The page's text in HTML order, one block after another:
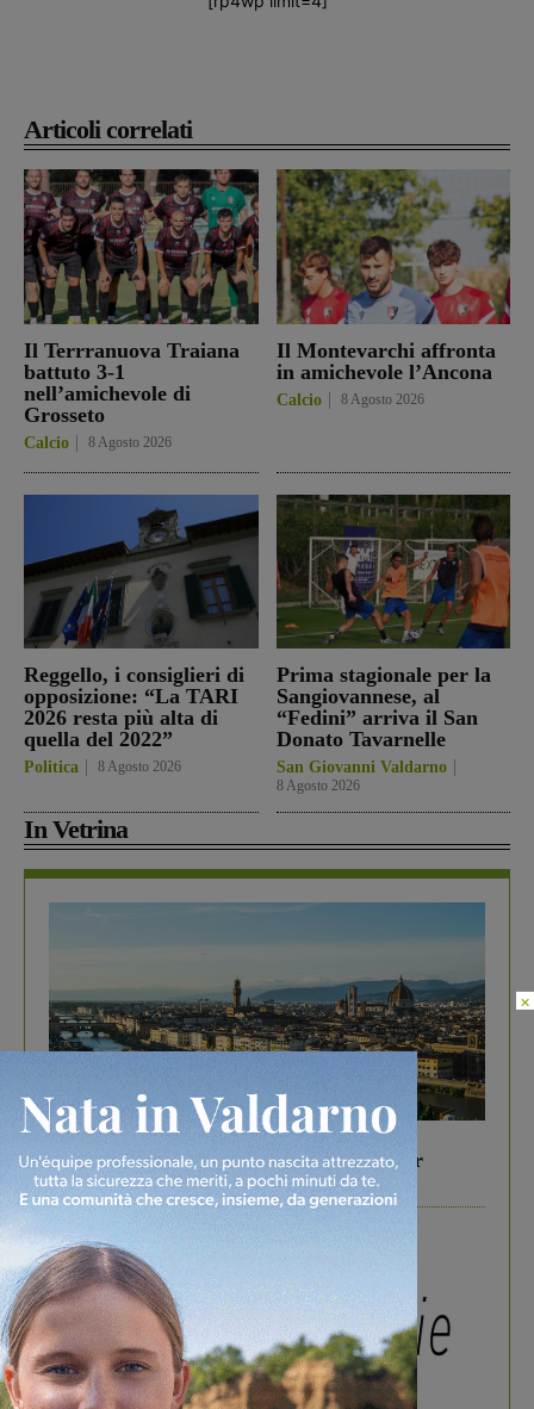
Articoli correlati
Il Terrranuova Traiana
battuto 3-1
nell’amichevole di
Grosseto
Calcio 8 Agosto 2026
Il Montevarchi affronta
in amichevole l’Ancona
Calcio 8 Agosto 2026
Reggello, i consiglieri di
opposizione: “La TARI
2026 resta più alta di
quella del 2022”
Politica 8 Agosto 2026
Prima stagionale per la
Sangiovannese, al
“Fedini” arriva il San
Donato Tavarnelle
San Giovanni Valdarno
8 Agosto 2026
In Vetrina
In vetrina 6 Agosto 2026
Gita di famiglia a Firenze: 5 idee per far
divertire i tuoi figli
×